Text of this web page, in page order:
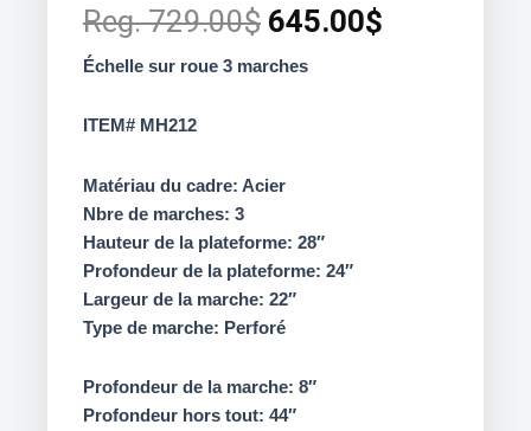
Reg.729.00$ Original
price
645.00$
Échelle sur roue 3 marches
ITEM# MH212
Matériau du cadre: Acier
Nbre de marches: 3
Hauteur de la plateforme: 28″
Profondeur de la plateforme: 24″
Largeur de la marche: 22″
Type de marche: Perforé
Profondeur de la marche: 8″
Profondeur hors tout: 44″